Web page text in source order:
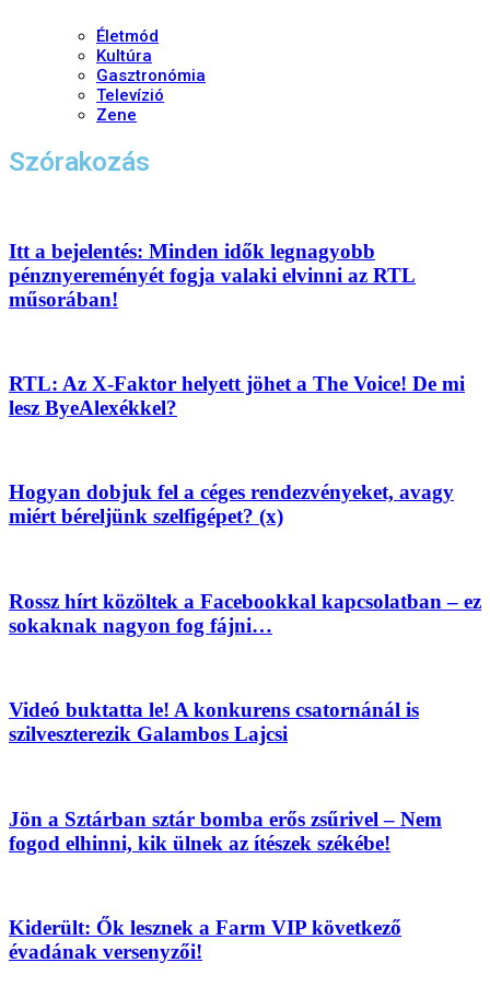
Életmód
Kultúra
Gasztronómia
Televízió
Zene
Szórakozás
Itt a bejelentés: Minden idők legnagyobb
pénznyereményét fogja valaki elvinni az RTL
műsorában!
RTL: Az X-Faktor helyett jöhet a The Voice! De mi
lesz ByeAlexékkel?
Hogyan dobjuk fel a céges rendezvényeket, avagy
miért béreljünk szelfigépet? (x)
Rossz hírt közöltek a Facebookkal kapcsolatban – ez
sokaknak nagyon fog fájni…
Videó buktatta le! A konkurens csatornánál is
szilveszterezik Galambos Lajcsi
Jön a Sztárban sztár bomba erős zsűrivel – Nem
fogod elhinni, kik ülnek az ítészek székébe!
Kiderült: Ők lesznek a Farm VIP következő
évadának versenyzői!